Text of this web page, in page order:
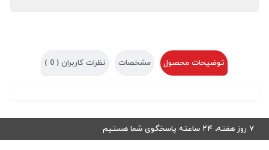
توضیحات محصول مشخصات نظرات کاربران ( 0
)
۷ روز هفته، ۲۴ ساعته پاسخگوی شما هستیم